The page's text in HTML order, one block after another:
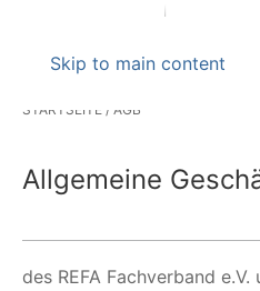
Skip to main content
STARTSEITE AGB
Allgemeine
des REFA Fachverband e.V.